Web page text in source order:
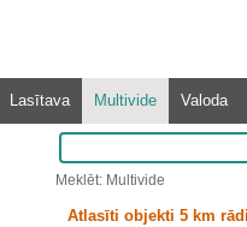
Lasītava Multivide Valoda
Meklēt: Multivide
Atlasīti objekti 5 km